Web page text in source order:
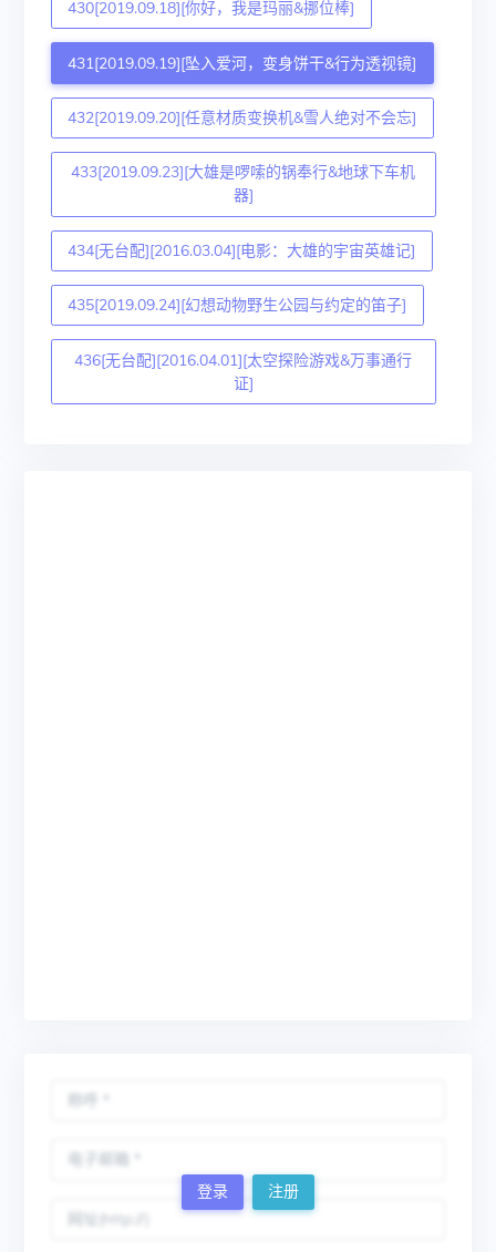
430[2019.09.18][你好，我是玛丽&挪位棒]
431[2019.09.19][坠入爱河，变身饼干&行为透视镜]
432[2019.09.20][任意材质变换机&雪人绝对不会忘]
433[2019.09.23][大雄是啰嗦的锅奉行&地球下车机
器]
434[无台配][2016.03.04][电影：大雄的宇宙英雄记]
435[2019.09.24][幻想动物野生公园与约定的笛子]
436[无台配][2016.04.01][太空探险游戏&万事通行
证]
登录 注册